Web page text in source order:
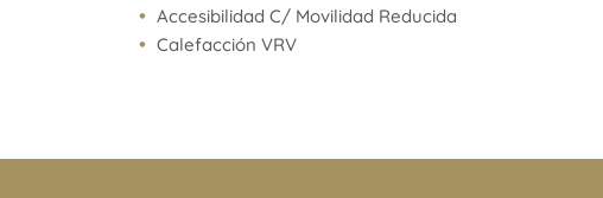
Accesibilidad C/ Movilidad Reducida
Calefacción VRV